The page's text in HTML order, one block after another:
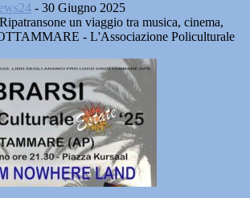
- 30 Giugno 2025
un viaggio tra musica, cinema,
- L'Associazione Policulturale